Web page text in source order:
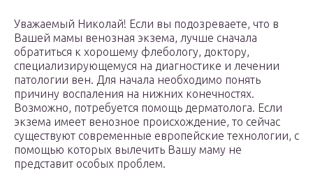
Уважаемый Николай! Если вы подозреваете, что в
Вашей мамы венозная экзема, лучше сначала
обратиться к хорошему флебологу, доктору,
специализирующемуся на диагностике и лечении
патологии вен. Для начала необходимо понять
причину воспаления на нижних конечностях.
Возможно, потребуется помощь дерматолога. Если
экзема имеет венозное происхождение, то сейчас
существуют современные европейские технологии, с
помощью которых вылечить Вашу маму не
представит особых проблем.